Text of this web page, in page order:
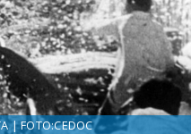
| FOTO:CEDOC